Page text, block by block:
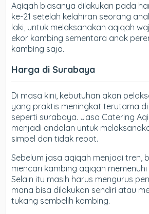
Aqiqah biasanya dilakukan pada
ke-21 setelah kelahiran seorang
laki, untuk melaksanakan aqiqah
ekor kambing sementara anak
kambing saja.
Harga di Surabaya
Di masa kini, kebutuhan akan
yang praktis meningkat terutama
seperti surabaya. Jasa Catering
menjadi andalan untuk
simpel dan tidak repot.
Sebelum jasa aqiqah menjadi tren,
mencari kambing aqiqah
Selain itu masih harus mengurus
mana bisa dilakukan sendiri atau
tukang sembelih kambing.